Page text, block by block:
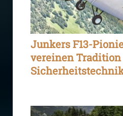
Junkers F13-
vereinen